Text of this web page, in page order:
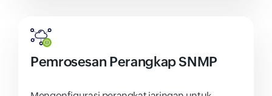
Pemrosesan Perangkap SNMP